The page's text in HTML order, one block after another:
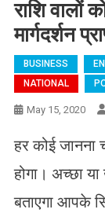
राशि वालों
मार्गदर्शन
BUSINESS
NATIONAL
May 15, 2020
हर कोई जानना
होगा। अच्छा
बताएगा आपके